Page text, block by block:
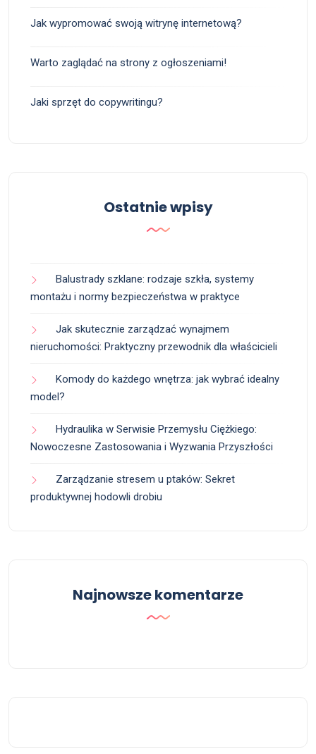
Jak wypromować swoją witrynę internetową?
Warto zaglądać na strony z ogłoszeniami!
Jaki sprzęt do copywritingu?
Ostatnie wpisy
Balustrady szklane: rodzaje szkła, systemy
montażu i normy bezpieczeństwa w praktyce
Jak skutecznie zarządzać wynajmem
nieruchomości: Praktyczny przewodnik dla właścicieli
Komody do każdego wnętrza: jak wybrać idealny
model?
Hydraulika w Serwisie Przemysłu Ciężkiego:
Nowoczesne Zastosowania i Wyzwania Przyszłości
Zarządzanie stresem u ptaków: Sekret
produktywnej hodowli drobiu
Najnowsze komentarze